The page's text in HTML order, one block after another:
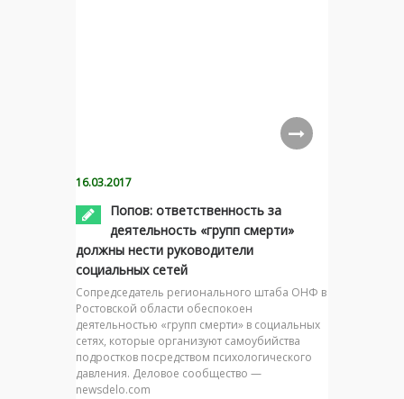
16.03.2017
Попов: ответственность за
деятельность «групп смерти»
должны нести руководители
социальных сетей
Сопредседатель регионального штаба ОНФ в
Ростовской области обеспокоен
деятельностью «групп смерти» в социальных
сетях, которые организуют самоубийства
подростков посредством психологического
давления. Деловое сообщество —
newsdelo.com